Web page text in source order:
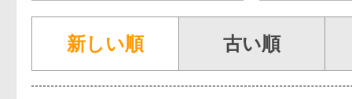
新しい順 古い順